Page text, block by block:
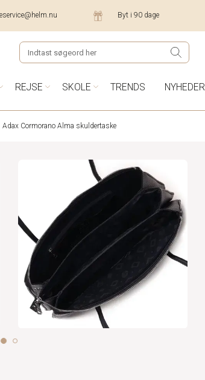
Byt i 90 dage
REJSE SKOLE TRENDS NYHEDER
Adax Cormorano Alma skuldertaske